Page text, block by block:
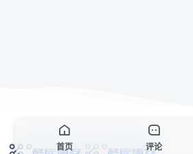
首页 评论